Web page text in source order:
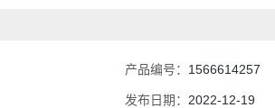
产品编号： 1566614257
发布日期： 2022-12-19